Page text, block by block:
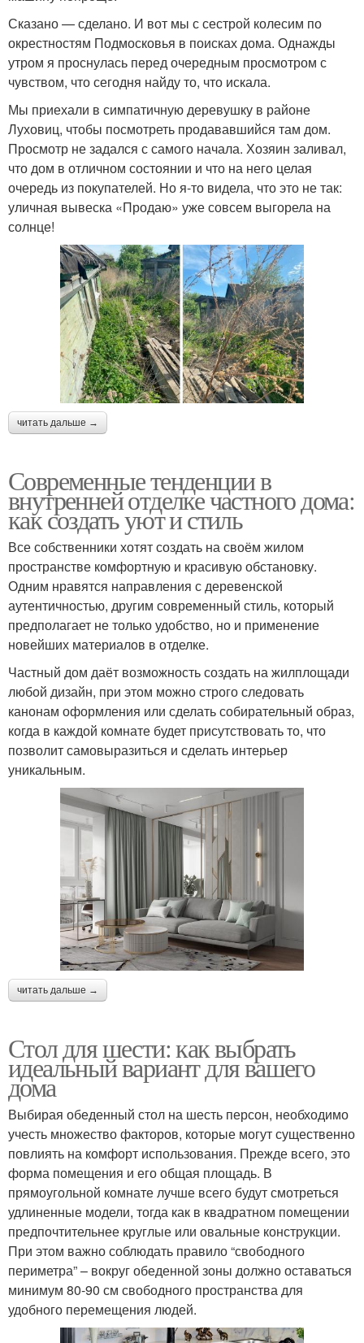
Сказано — сделано. И вот мы с сестрой колесим по
окрестностям Подмосковья в поисках дома. Однажды
утром я проснулась перед очередным просмотром с
чувством, что сегодня найду то, что искала.
Мы приехали в симпатичную деревушку в районе
Луховиц, чтобы посмотреть продававшийся там дом.
Просмотр не задался с самого начала. Хозяин заливал,
что дом в отличном состоянии и что на него целая
очередь из покупателей. Но я-то видела, что это не так:
уличная вывеска «Продаю» уже совсем выгорела на
солнце!
читать дальше →
Современные тенденции в
внутренней отделке частного дома:
как создать уют и стиль
Все собственники хотят создать на своём жилом
пространстве комфортную и красивую обстановку.
Одним нравятся направления с деревенской
аутентичностью, другим современный стиль, который
предполагает не только удобство, но и применение
новейших материалов в отделке.
Частный дом даёт возможность создать на жилплощади
любой дизайн, при этом можно строго следовать
канонам оформления или сделать собирательный образ,
когда в каждой комнате будет присутствовать то, что
позволит самовыразиться и сделать интерьер
уникальным.
читать дальше →
Стол для шести: как выбрать
идеальный вариант для вашего
дома
Выбирая обеденный стол на шесть персон, необходимо
учесть множество факторов, которые могут существенно
повлиять на комфорт использования. Прежде всего, это
форма помещения и его общая площадь. В
прямоугольной комнате лучше всего будут смотреться
удлиненные модели, тогда как в квадратном помещении
предпочтительнее круглые или овальные конструкции.
При этом важно соблюдать правило “свободного
периметра” – вокруг обеденной зоны должно оставаться
минимум 80-90 см свободного пространства для
удобного перемещения людей.